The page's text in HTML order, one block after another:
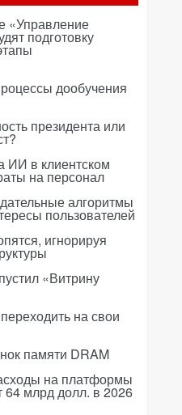
«Управление
подготовку
дообучения
президента или
ИИ в клиентском
на персонал
алгоритмы
пользователей
игнорируя
«Витрину
на свои
памяти DRAM
на платформы
64 млрд долл. в 2026